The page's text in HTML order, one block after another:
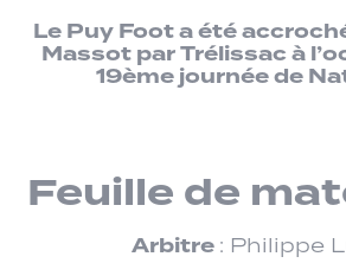
Le Puy Foot a été
Massot par Trélissac à
19ème journée de
Feuille de
Arbitre : Philippe